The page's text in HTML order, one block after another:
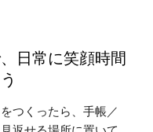
日常に笑顔時間
つくったら、手帳／